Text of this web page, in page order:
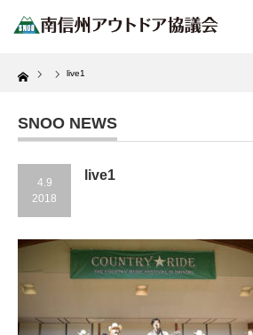
Home live1
SNOO NEWS
4.9
2018
live1